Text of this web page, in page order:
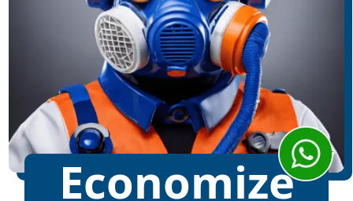
Economize